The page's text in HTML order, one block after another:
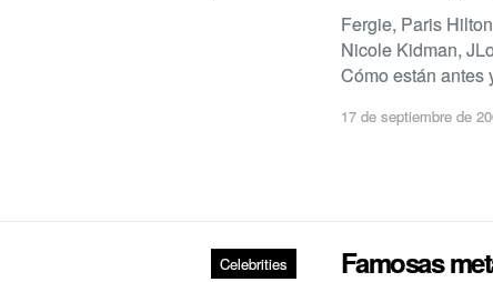
Fergie, Paris
Nicole Kidman,
Cómo están antes
17 de septiembre de
Celebrities Famosas